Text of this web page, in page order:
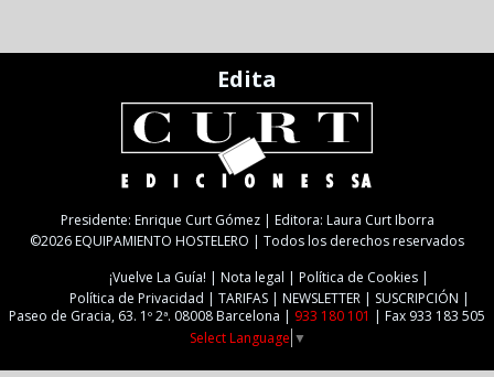
Edita
Presidente: Enrique Curt Gómez | Editora: Laura Curt Iborra
©2026 EQUIPAMIENTO HOSTELERO | Todos los derechos reservados
¡Vuelve La Guía!
Nota legal
Política de Cookies
Política de Privacidad
TARIFAS NEWSLETTER
SUSCRIPCIÓN
Paseo de Gracia, 63. 1º 2ª. 08008 Barcelona | 933 180 101 | Fax 933 183 505
Select Language ▼